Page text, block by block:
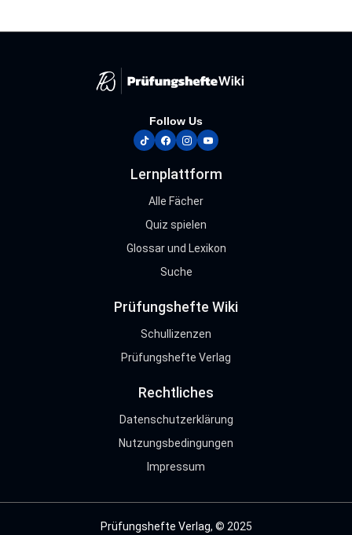
Follow Us
tiktokfacebook
instagram
youtube
Lernplattform
Alle Fächer
Quiz spielen
Glossar und Lexikon
Suche
Prüfungshefte Wiki
Schullizenzen
Prüfungshefte Verlag
Rechtliches
Datenschutzerklärung
Nutzungsbedingungen
Impressum
Prüfungshefte Verlag, © 2025